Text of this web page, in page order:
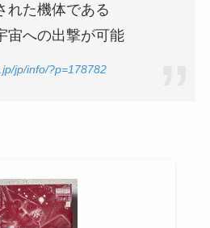
れた機体である
宙への出撃が可能
jp/info/?p=178782